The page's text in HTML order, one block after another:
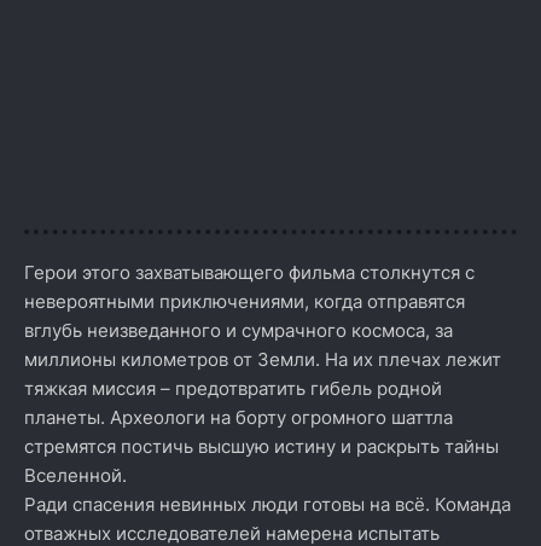
Герои этого захватывающего фильма столкнутся с
невероятными приключениями, когда отправятся
вглубь неизведанного и сумрачного космоса, за
миллионы километров от Земли. На их плечах лежит
тяжкая миссия – предотвратить гибель родной
планеты. Археологи на борту огромного шаттла
стремятся постичь высшую истину и раскрыть тайны
Вселенной.
Ради спасения невинных люди готовы на всё. Команда
отважных исследователей намерена испытать